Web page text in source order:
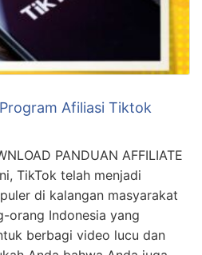
Afiliasi Tiktok
PANDUAN AFFILIATE
TikTok telah menjadi
di kalangan masyarakat
orang Indonesia yang
berbagi video lucu dan